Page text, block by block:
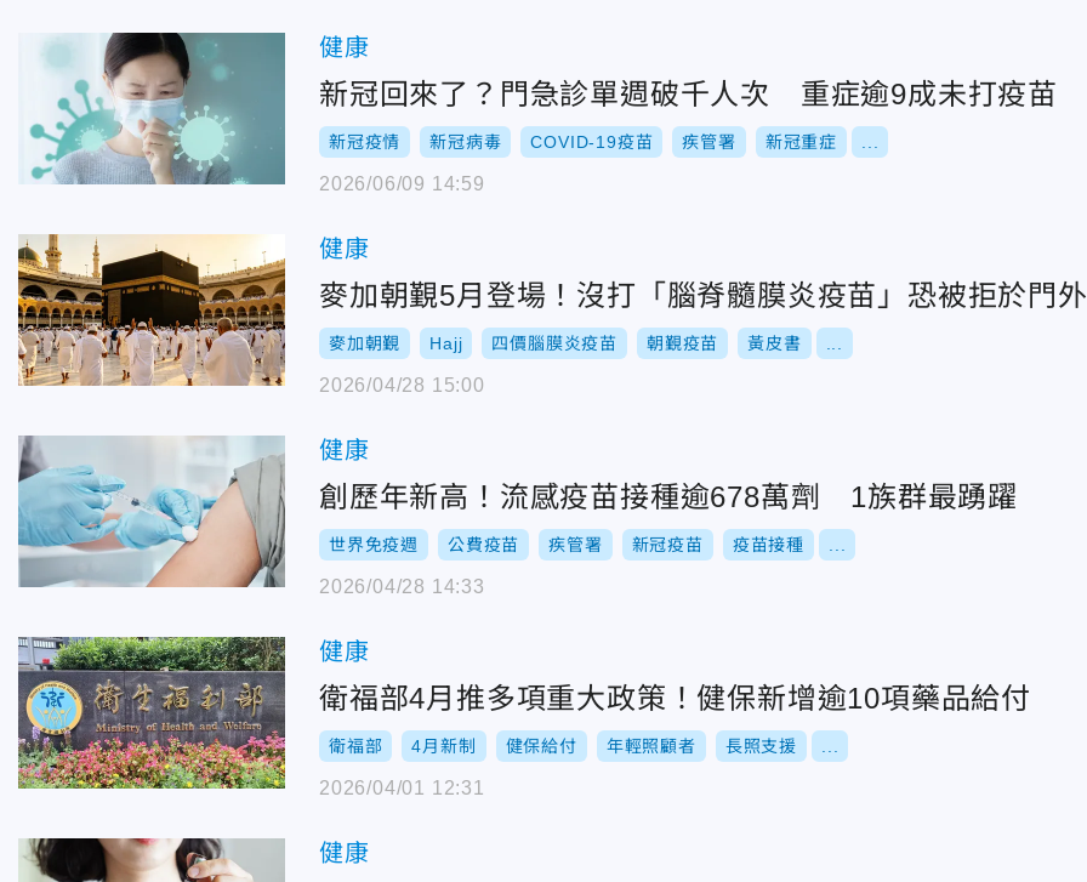
健康
新冠回來了？門急診單週破千人次 重症逾9成未打疫苗
新冠疫情 新冠病毒 COVID-19疫苗 疾管署 新冠重症
2026/06/09 14:59
健康
麥加朝覲5月登場！沒打「腦脊髓膜炎疫苗」恐被拒於門外
麥加朝覲 Hajj 四價腦膜炎疫苗 朝覲疫苗 黃皮書
2026/04/28 15:00
健康
創歷年新高！流感疫苗接種逾678萬劑 1族群最踴躍
世界免疫週 公費疫苗 疾管署 新冠疫苗 疫苗接種
2026/04/28 14:33
健康
衛福部4月推多項重大政策！健保新增逾10項藥品給付
衛福部 4月新制 健保給付 年輕照顧者 長照支援
2026/04/01 12:31
健康